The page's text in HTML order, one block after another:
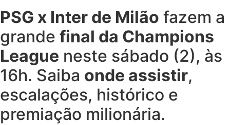
PSG x Inter de Milão fazem a
grande final da Champions
League neste sábado (2), às
16h. Saiba onde assistir,
escalações, histórico e
premiação milionária.